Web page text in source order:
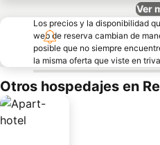
Ver
Los precios y la disponibilidad
web de reserva cambian de
posible que no siempre
la misma oferta que viste en
Otros hospedajes en